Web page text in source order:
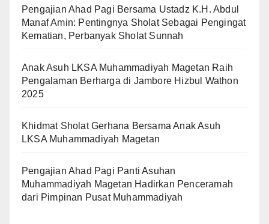
Pengajian Ahad Pagi Bersama Ustadz K.H. Abdul
Manaf Amin: Pentingnya Sholat Sebagai Pengingat
Kematian, Perbanyak Sholat Sunnah
Anak Asuh LKSA Muhammadiyah Magetan Raih
Pengalaman Berharga di Jambore Hizbul Wathon
2025
Khidmat Sholat Gerhana Bersama Anak Asuh
LKSA Muhammadiyah Magetan
Pengajian Ahad Pagi Panti Asuhan
Muhammadiyah Magetan Hadirkan Penceramah
dari Pimpinan Pusat Muhammadiyah